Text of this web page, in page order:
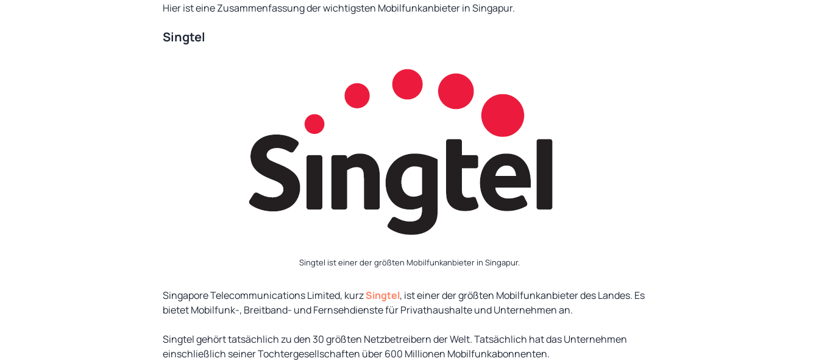
Hier ist eine Zusammenfassung der wichtigsten Mobilfunkanbieter in Singapur.
Singtel
Singtel ist einer der größten Mobilfunkanbieter in Singapur.
Singapore Telecommunications Limited, kurzSingtel, ist einer der größten Mobilfunkanbieter des Landes. Es
bietet Mobilfunk-, Breitband- und Fernsehdienste für Privathaushalte und Unternehmen an.
Singtel gehört tatsächlich zu den 30 größten Netzbetreibern der Welt. Tatsächlich hat das Unternehmen
einschließlich seiner Tochtergesellschaften über 600 Millionen Mobilfunkabonnenten.